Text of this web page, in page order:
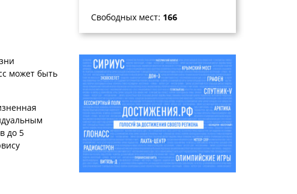
может быть
до 5
Свободных мест: 166